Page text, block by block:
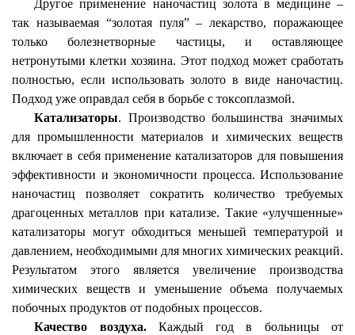
Другое применение наночастиц золота в медицине –
так называемая “золотая пуля” – лекарство, поражающее
только болезнетворные частицы, и оставляющее
нетронутыми клетки хозяина. Этот подход может сработать
полностью, если использовать золото в виде наночастиц.
Подход уже оправдал себя в борьбе с токсоплазмой.
Катализаторы. Производство большинства значимых
для промышленности материалов и химических веществ
включает в себя применение катализаторов для повышения
эффективности и экономичности процесса. Использование
наночастиц позволяет сократить количество требуемых
драгоценных металлов при катализе. Такие «улучшенные»
катализаторы могут обходиться меньшей температурой и
давлением, необходимыми для многих химических реакций.
Результатом этого является увеличение производства
химических веществ и уменьшение объема получаемых
побочных продуктов от подобных процессов.
Качество воздуха.Каждый год в больницы от